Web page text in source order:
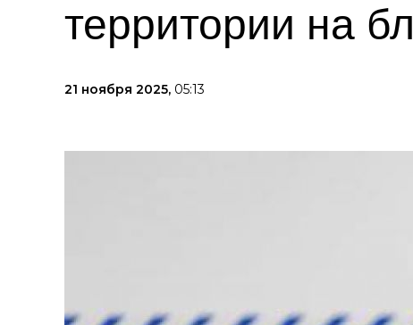
территории на
21 ноября 2025, 05:13